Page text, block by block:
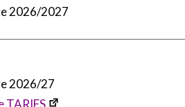
2026/2027
2026/27
TARIFS